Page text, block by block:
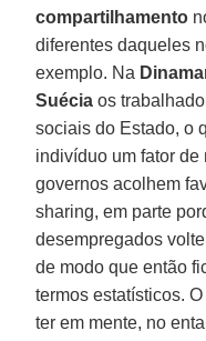
compartilhamento
diferentes daqueles
exemplo. Na
Suécia os
sociais do Estado, o
indivíduo um fator
governos acolhem
sharing, em parte
desempregados
de modo que então
termos estatísticos.
ter em mente, no